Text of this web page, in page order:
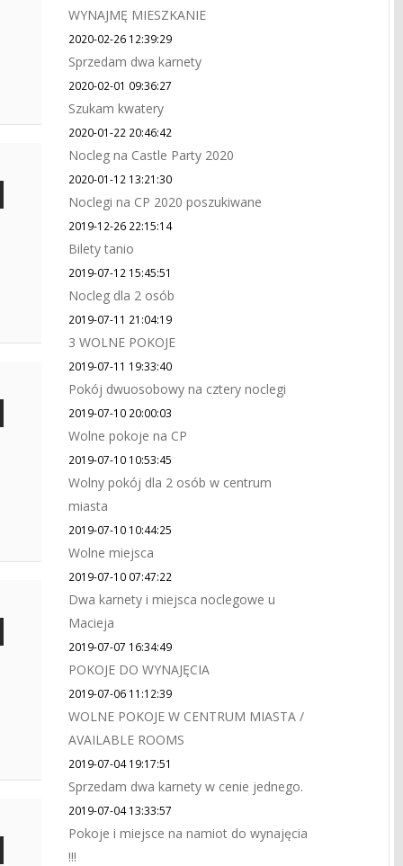
WYNAJMĘ MIESZKANIE
2020-02-26 12:39:29
Sprzedam dwa karnety
2020-02-01 09:36:27
Szukam kwatery
2020-01-22 20:46:42
Nocleg na Castle Party 2020
2020-01-12 13:21:30
Noclegi na CP 2020 poszukiwane
2019-12-26 22:15:14
Bilety tanio
2019-07-12 15:45:51
Nocleg dla 2 osób
2019-07-11 21:04:19
3 WOLNE POKOJE
2019-07-11 19:33:40
Pokój dwuosobowy na cztery noclegi
2019-07-10 20:00:03
Wolne pokoje na CP
2019-07-10 10:53:45
Wolny pokój dla 2 osób w centrum
miasta
2019-07-10 10:44:25
Wolne miejsca
2019-07-10 07:47:22
Dwa karnety i miejsca noclegowe u
Macieja
2019-07-07 16:34:49
POKOJE DO WYNAJĘCIA
2019-07-06 11:12:39
WOLNE POKOJE W CENTRUM MIASTA /
AVAILABLE ROOMS
2019-07-04 19:17:51
Sprzedam dwa karnety w cenie jednego.
2019-07-04 13:33:57
Pokoje i miejsce na namiot do wynajęcia
!!!